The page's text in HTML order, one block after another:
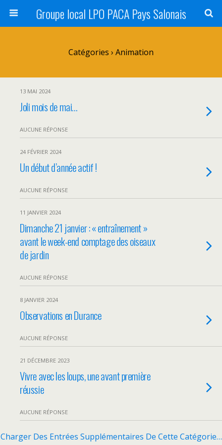
Groupe local LPO PACA Pays Salonais
Catégories › Animation
13 MAI 2024
Joli mois de mai…
AUCUNE RÉPONSE
24 FÉVRIER 2024
Un début d’année actif !
AUCUNE RÉPONSE
11 JANVIER 2024
Dimanche 21 janvier : « entraînement »
avant le week-end comptage des oiseaux
de jardin
AUCUNE RÉPONSE
8 JANVIER 2024
Observations en Durance
AUCUNE RÉPONSE
21 DÉCEMBRE 2023
Vivre avec les loups, une avant première
réussie
AUCUNE RÉPONSE
Charger Des Entrées Supplémentaires De Cette Catégorie…